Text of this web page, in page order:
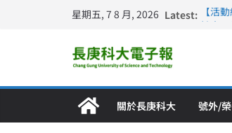
星期五, 7 8 月, 2026 Latest:
【活
長庚
特別
關於長庚科大 號外/